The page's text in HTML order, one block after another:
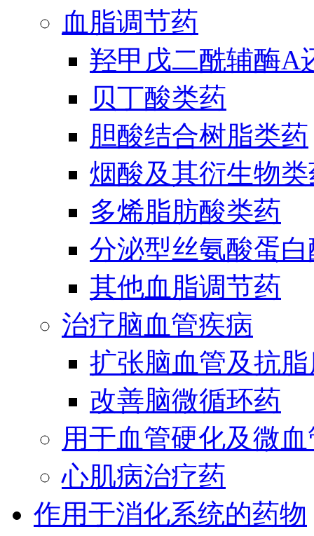
血脂调节药
羟甲戊二酰辅酶A
贝丁酸类药
胆酸结合树脂类药
烟酸及其衍生物
多烯脂肪酸类药
分泌型丝氨酸蛋
其他血脂调节药
治疗脑血管疾病
扩张脑血管及抗
改善脑微循环药
用于血管硬化及微
心肌病治疗药
作用于消化系统的药物